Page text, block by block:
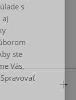
s
aj
ste
Vás,